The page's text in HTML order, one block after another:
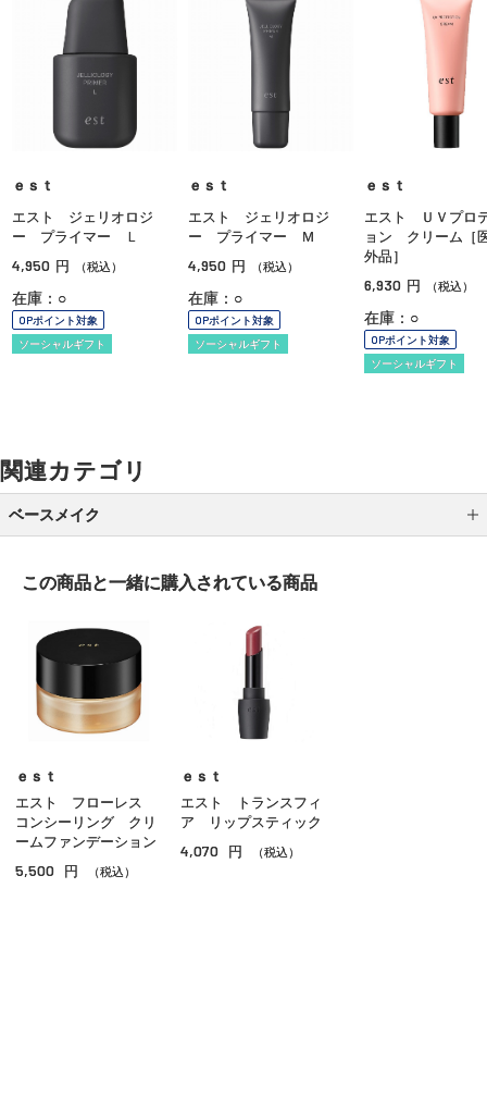
ｅｓｔ
エスト ジェリオロジ
ー プライマー Ｌ
4,950 円 （税込）
在庫：○
OPポイント対象
ソーシャルギフト
ｅｓｔ
エスト ジェリオロジ
ー プライマー Ｍ
4,950 円 （税込）
在庫：○
OPポイント対象
ソーシャルギフト
ｅｓｔ
エスト ＵＶプロ
ョン クリーム［
外品］
6,930 円 （税込）
在庫：○
OPポイント対象
ソーシャルギフト
関連カテゴリ
ベースメイク
クッションファンデーション
クリームファンデーション
リキッドファンデーション
パウダー
ＢＢ／ＣＣクリーム
コンシーラー
この商品と一緒に購入されている商品
ｅｓｔ
エスト フローレス
コンシーリング クリ
ームファンデーション
5,500 円 （税込）
ｅｓｔ
エスト トランスフィ
ア リップスティック
4,070 円 （税込）